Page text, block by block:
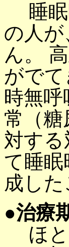
睡
の人
ん。
がで
時無
常（
対す
て睡
成し
●治療
ほと